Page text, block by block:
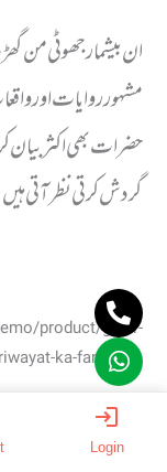
ان بیشمار جھوٹی
مشہور روایات اور
حضرات بھی اکثر بیان
گردش کرتی نظر آتی
product/ghair-
ka-fani-jaiza/
Next Post
Login